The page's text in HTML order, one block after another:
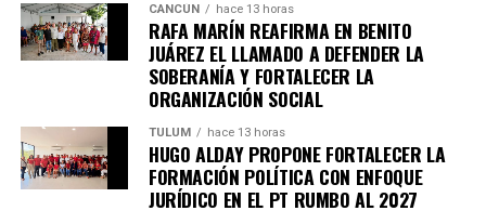
CANCÚN hace 13 horas
RAFA MARÍN REAFIRMA EN BENITO
JUÁREZ EL LLAMADO A DEFENDER LA
SOBERANÍA Y FORTALECER LA
ORGANIZACIÓN SOCIAL
TULUM hace 13 horas
HUGO ALDAY PROPONE FORTALECER LA
FORMACIÓN POLÍTICA CON ENFOQUE
JURÍDICO EN EL PT RUMBO AL 2027